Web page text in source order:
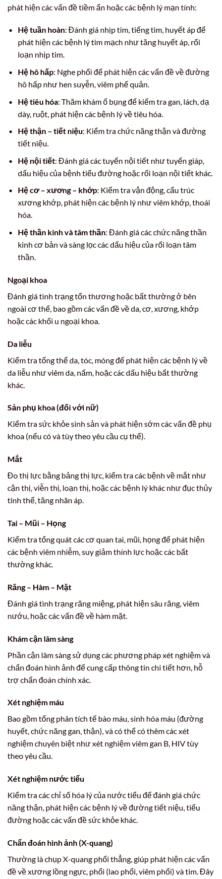
phát hiện các vấn đề tiềm ẩn hoặc các bệnh lý mạn tính:
Hệ tuần hoàn: Đánh giá nhịp tim, tiếng tim, huyết áp để
phát hiện các bệnh lý tim mạch như tăng huyết áp, rối
loạn nhịp tim.
Hệ hô hấp: Nghe phổi để phát hiện các vấn đề về đường
hô hấp như hen suyễn, viêm phế quản.
Hệ tiêu hóa: Thăm khám ổ bụng để kiểm tra gan, lách, dạ
dày, ruột, phát hiện các bệnh lý về tiêu hóa.
Hệ thận – tiết niệu: Kiểm tra chức năng thận và đường
tiết niệu.
Hệ nội tiết: Đánh giá các tuyến nội tiết như tuyến giáp,
dấu hiệu của bệnh tiểu đường hoặc rối loạn nội tiết khác.
Hệ cơ – xương – khớp: Kiểm tra vận động, cấu trúc
xương khớp, phát hiện các bệnh lý như viêm khớp, thoái
hóa.
Hệ thần kinh và tâm thần: Đánh giá các chức năng thần
kinh cơ bản và sàng lọc các dấu hiệu của rối loạn tâm
thần.
Ngoại khoa
Đánh giá tình trạng tổn thương hoặc bất thường ở bên
ngoài cơ thể, bao gồm các vấn đề về da, cơ, xương, khớp
hoặc các khối u ngoại khoa.
Da liễu
Kiểm tra tổng thể da, tóc, móng để phát hiện các bệnh lý về
da liễu như viêm da, nấm, hoặc các dấu hiệu bất thường
khác.
Sản phụ khoa (đối với nữ)
Kiểm tra sức khỏe sinh sản và phát hiện sớm các vấn đề phụ
khoa (nếu có và tùy theo yêu cầu cụ thể).
Mắt
Đo thị lực bằng bảng thị lực, kiểm tra các bệnh về mắt như
cận thị, viễn thị, loạn thị, hoặc các bệnh lý khác như đục thủy
tinh thể, tăng nhãn áp.
Tai – Mũi – Họng
Kiểm tra tổng quát các cơ quan tai, mũi, họng để phát hiện
các bệnh viêm nhiễm, suy giảm thính lực hoặc các bất
thường khác.
Răng – Hàm – Mặt
Đánh giá tình trạng răng miệng, phát hiện sâu răng, viêm
nướu, hoặc các vấn đề về hàm mặt.
Khám cận lâm sàng
Phần cận lâm sàng sử dụng các phương pháp xét nghiệm và
chẩn đoán hình ảnh để cung cấp thông tin chi tiết hơn, hỗ
trợ chẩn đoán chính xác.
Xét nghiệm máu
Bao gồm tổng phân tích tế bào máu, sinh hóa máu (đường
huyết, chức năng gan, thận), và có thể có thêm các xét
nghiệm chuyên biệt như xét nghiệm viêm gan B, HIV tùy
theo yêu cầu.
Xét nghiệm nước tiểu
Kiểm tra các chỉ số hóa lý của nước tiểu để đánh giá chức
năng thận, phát hiện các bệnh lý về đường tiết niệu, tiểu
đường hoặc các vấn đề sức khỏe khác.
Chẩn đoán hình ảnh (X-quang)
Thường là chụp X-quang phổi thẳng, giúp phát hiện các vấn
đề về xương lồng ngực, phổi (lao phổi, viêm phổi) và tim. Đây